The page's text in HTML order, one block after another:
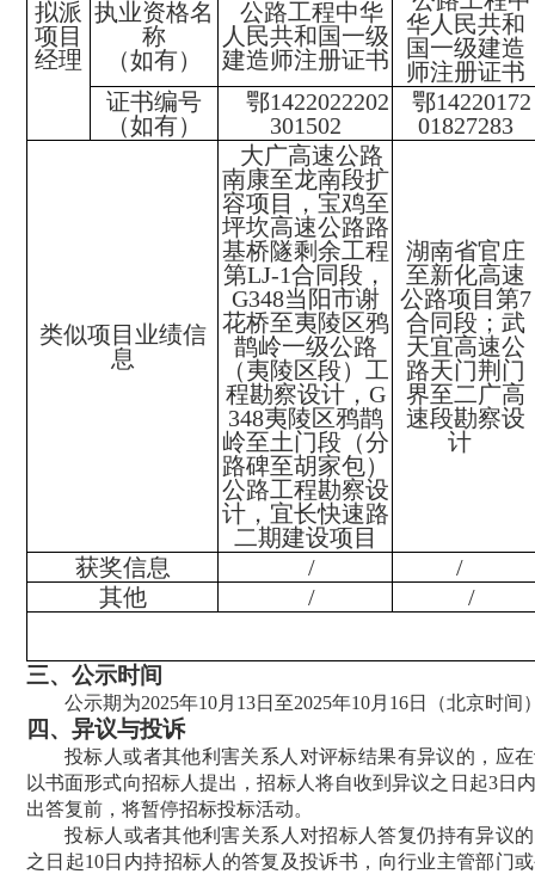
拟派
项目
经理
执业资格名
称
（如有）
公路工程中华
人民共和国一级
建造师注册证书
华人民共和
国一级建造
师注册证书
证书编号
（如有）
鄂1422022202
301502
鄂14220172
01827283
类似项目业绩信
息
大广高速公路
南康至龙南段扩
容项目，宝鸡至
坪坎高速公路路
基桥隧剩余工程
第LJ-1合同段，
G348当阳市谢
花桥至夷陵区鸦
鹊岭一级公路
（夷陵区段）工
程勘察设计，G
348夷陵区鸦鹊
岭至土门段（分
路碑至胡家包）
公路工程勘察设
计，宜长快速路
二期建设项目
湖南省官庄
至新化高速
公路项目第7
合同段；武
天宜高速公
路天门荆门
界至二广高
速段勘察设
计
获奖信息 /
/
其他
/ /
三、公示时间
公示期为2025年10月13日至2025年10月16日（北京时间
四、 异议与投诉
投标人或者其他利害关系人对评标结果有异议的，应
以书面形式向招标人提出，招标人将自收到异议之日起3日
出答复前，将暂停招标投标活动。
投标人或者其他利害关系人对招标人答复仍持有异议
之日起10日内持招标人的答复及投诉书，向行业主管部门